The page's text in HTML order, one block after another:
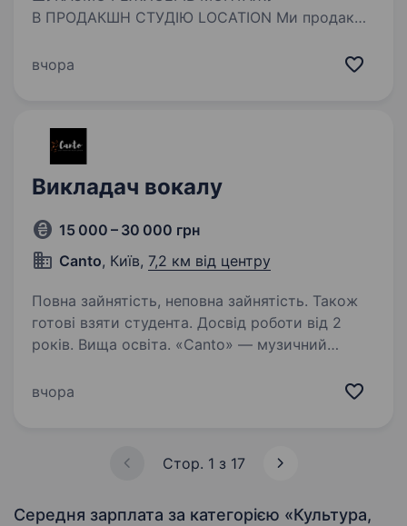
В ПРОДАКШН СТУДІЮ LOCATION Ми продакшн
«хочемо щось, не знаємо що», до фінального
вчора
Викладач вокалу
15 000 – 30 000 грн
Canto, Київ, 7,2 км від центру
Повна зайнятість, неповна зайнятість. Також
готові взяти студента. Досвід роботи від 2
років. Вища освіта. «Canto» — музичний
Ми пропонуємо як індивідуальні, так і групові
музичний потенціал та отримати
вчора
Стор. 1 з 17
Середня зарплата за категорією «Культура,